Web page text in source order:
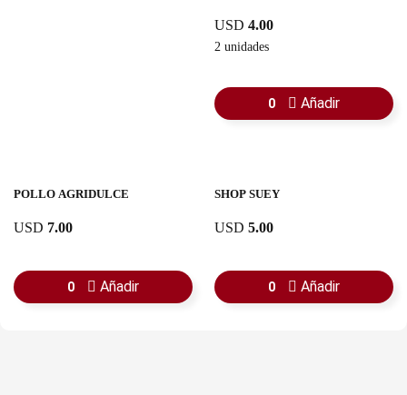
USD 4.00
2 unidades
0 Añadir
POLLO AGRIDULCE
USD 7.00
0 Añadir
SHOP SUEY
USD 5.00
0 Añadir